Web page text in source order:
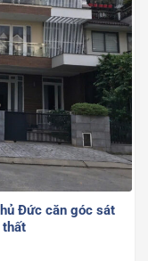
Đức căn góc sát
thất